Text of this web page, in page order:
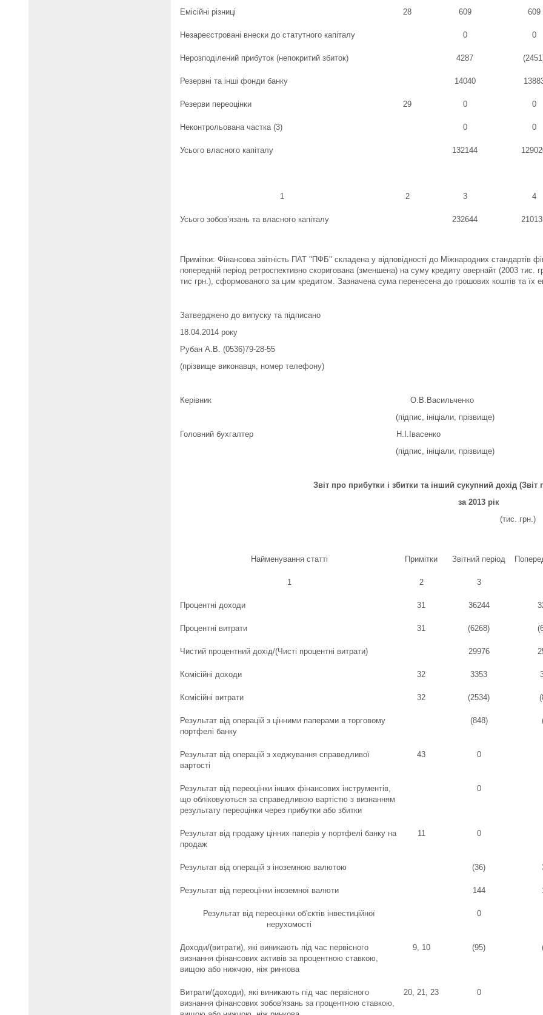
Емісійні різниці 28 609 609
Незареєстровані внески до статутного капіталу 0 0
Нерозподілений прибуток (непокритий збиток) 4287
Резервні та інші фонди банку 14040
Резерви переоцінки 29 0 0
Неконтрольована частка (3) 0 0
Усього власного капіталу 132144
1 2 3 4
Усього зобов’язань та власного капіталу 232644
Примітки: Фінансова звітність ПАТ "ПФБ" складена у відповідності до Міжнародних стандартів
попередній період ретроспективно скоригована (зменшена) на суму кредиту овернайт (2003 тис.
тис грн.), сформованого за цим кредитом. Зазначена сума перенесена до грошових коштів та їх
Затверджено до випуску та підписано
18.04.2014 року
Рубан А.В. (0536)79-28-55
(прізвище виконавця, номер телефону)
Керівник О.В.Васильченко
(підпис, ініціали, прізвище)
Головний бухгалтер Н.І.Івасенко
(підпис, ініціали, прізвище)
Звіт про прибутки і збитки та інший сукупний дохід (Звіт
за 2013 рік
(тис. грн.)
Найменування статті Примітки Звітний період
1 2 3
Процентні доходи 31 36244
Процентні витрати 31 (6268)
Чистий процентний дохід/(Чисті процентні витрати) 29976
Комісійні доходи 32 3353
Комісійні витрати 32 (2534)
Результат від операцій з цінними паперами в торговому
портфелі банку
(848)
Результат від операцій з хеджування справедливої
вартості
43 0
Результат від переоцінки інших фінансових інструментів,
що обліковуються за справедливою вартістю з визнанням
результату переоцінки через прибутки або збитки
0
Результат від продажу цінних паперів у портфелі банку на
продаж
11 0
Результат від операцій з іноземною валютою (36)
Результат від переоцінки іноземної валюти 144
Результат від переоцінки об'єктів інвестиційної
нерухомості
0
Доходи/(витрати), які виникають під час первісного
визнання фінансових активів за процентною ставкою,
вищою або нижчою, ніж ринкова
9, 10 (95)
Витрати/(доходи), які виникають під час первісного
визнання фінансових зобов'язань за процентною ставкою,
20, 21, 23 0